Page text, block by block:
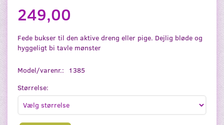
249,00
Fede bukser til den aktive dreng eller pige. Dejlig bløde og
hyggeligt bi tavle mønster
Model/varenr.:
1385
Størrelse: